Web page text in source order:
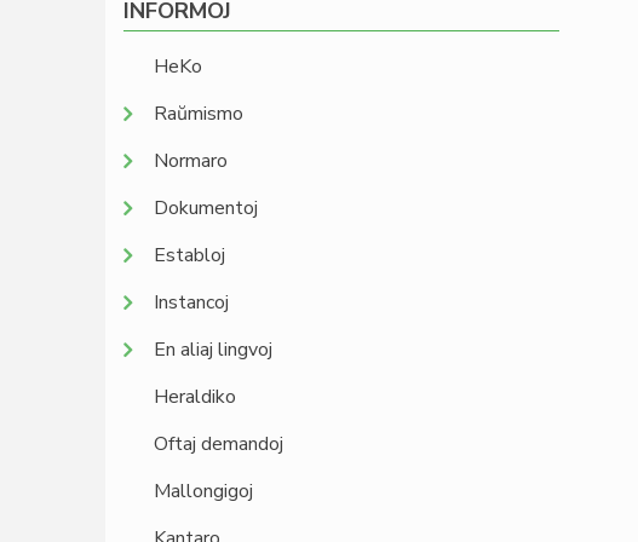
INFORMOJ
HeKo
Raŭmismo
Normaro
Dokumentoj
Establoj
Instancoj
En aliaj lingvoj
Heraldiko
Oftaj demandoj
Mallongigoj